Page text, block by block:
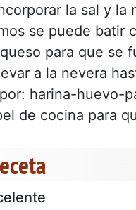
la sal y la
se puede batir
para que se
a la nevera
harina-huevo-
de cocina para